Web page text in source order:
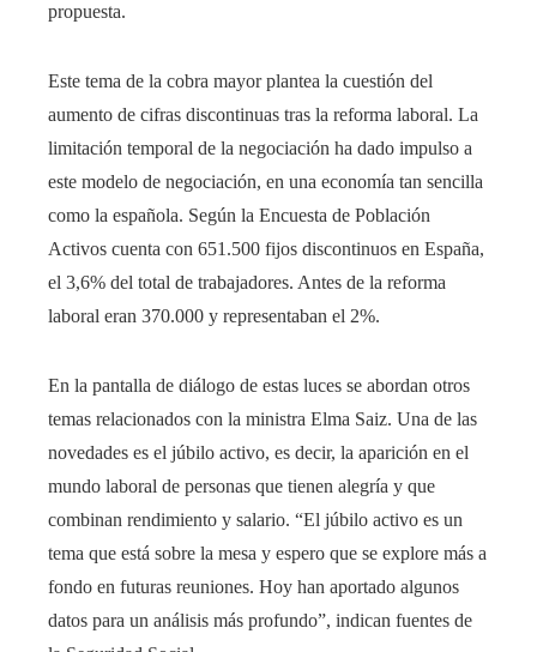
propuesta.
Este tema de la cobra mayor plantea la cuestión del
aumento de cifras discontinuas tras la reforma laboral. La
limitación temporal de la negociación ha dado impulso a
este modelo de negociación, en una economía tan sencilla
como la española. Según la Encuesta de Población
Activos cuenta con 651.500 fijos discontinuos en España,
el 3,6% del total de trabajadores. Antes de la reforma
laboral eran 370.000 y representaban el 2%.
En la pantalla de diálogo de estas luces se abordan otros
temas relacionados con la ministra Elma Saiz. Una de las
novedades es el júbilo activo, es decir, la aparición en el
mundo laboral de personas que tienen alegría y que
combinan rendimiento y salario. “El júbilo activo es un
tema que está sobre la mesa y espero que se explore más a
fondo en futuras reuniones. Hoy han aportado algunos
datos para un análisis más profundo”, indican fuentes de